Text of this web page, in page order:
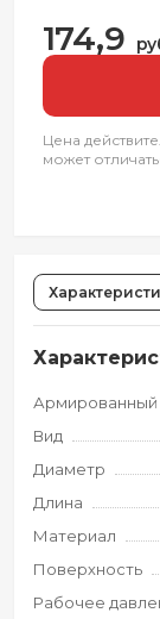
174,9
Цена
может
Армированный
Вид
Диаметр
Длина
Материал
Поверхность
Рабочее